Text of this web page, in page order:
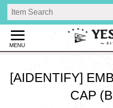
MENU
[AIDENTIFY]
CAP